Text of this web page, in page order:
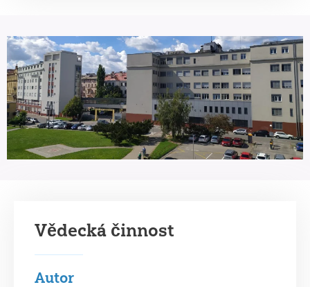
Vědecká činnost
Autor